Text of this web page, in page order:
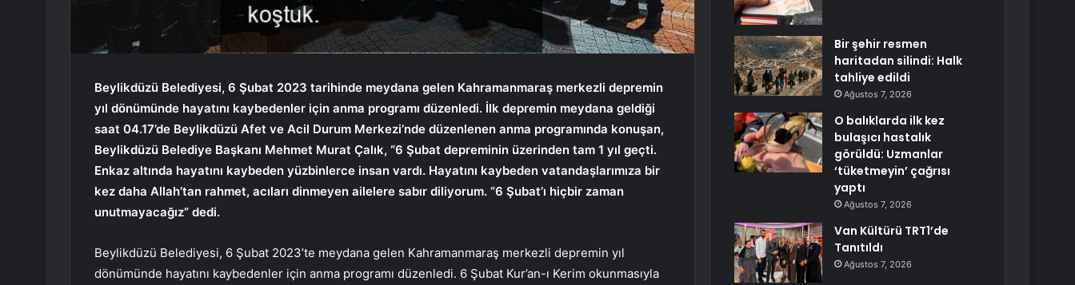
Beylikdüzü Belediyesi, 6 Şubat 2023 tarihinde meydana gelen Kahramanmaraş merkezli depremin
yıl dönümünde hayatını kaybedenler için anma programı düzenledi. İlk depremin meydana geldiği
saat 04.17’de Beylikdüzü Afet ve Acil Durum Merkezi’nde düzenlenen anma programında konuşan,
Beylikdüzü Belediye Başkanı Mehmet Murat Çalık, “6 Şubat depreminin üzerinden tam 1 yıl geçti.
Enkaz altında hayatını kaybeden yüzbinlerce insan vardı. Hayatını kaybeden vatandaşlarımıza bir
kez daha Allah’tan rahmet, acıları dinmeyen ailelere sabır diliyorum. “6 Şubat’ı hiçbir zaman
unutmayacağız” dedi.
Beylikdüzü Belediyesi, 6 Şubat 2023’te meydana gelen Kahramanmaraş merkezli depremin yıl
dönümünde hayatını kaybedenler için anma programı düzenledi. 6 Şubat Kur’an-ı Kerim okunmasıyla
Bir şehir resmen
haritadan silindi: Halk
tahliye edildi
Ağustos 7, 2026
O balıklarda ilk kez
bulaşıcı hastalık
görüldü: Uzmanlar
‘tüketmeyin’ çağrısı
yaptı
Ağustos 7, 2026
Van Kültürü TRT1’de
Tanıtıldı
Ağustos 7, 2026